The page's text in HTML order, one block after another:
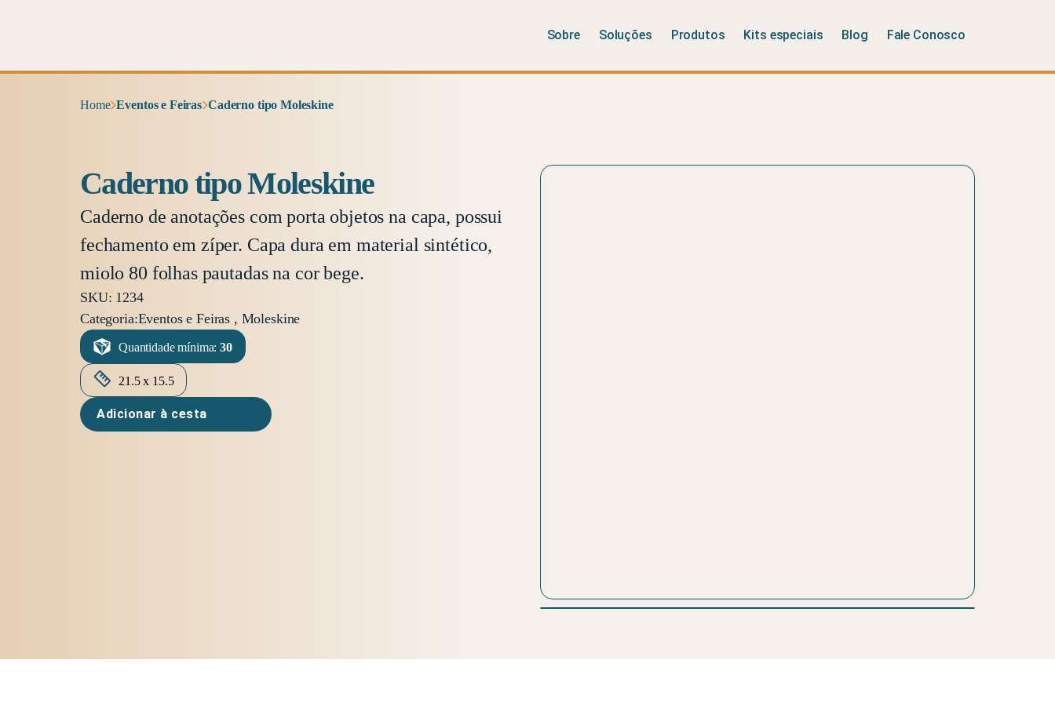
Sobre Soluções Produtos Kits especiais Blog Fale Conosco
Home Eventos e Feiras Caderno tipo Moleskine
Caderno tipo Moleskine
Caderno de anotações com porta objetos na capa, possui
fechamento em zíper. Capa dura em material sintético,
miolo 80 folhas pautadas na cor bege.
SKU: 1234
Categoria:Eventos e Feiras , Moleskine
Quantidade mínima:30
21.5 x 15.5
Adicionar à cesta